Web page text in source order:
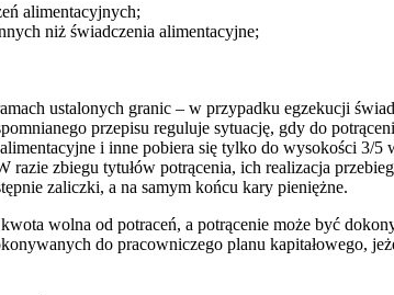
alimentacyjnych;
niż świadczenia alimentacyjne;
ustalonych granic – w przypadku egzekucji
przepisu reguluje sytuację, gdy do
i inne pobiera się tylko do wysokości 3/5
zbiegu tytułów potrącenia, ich realizacja
zaliczki, a na samym końcu kary pieniężne.
wolna od potraceń, a potrącenie może być
do pracowniczego planu kapitałowego,